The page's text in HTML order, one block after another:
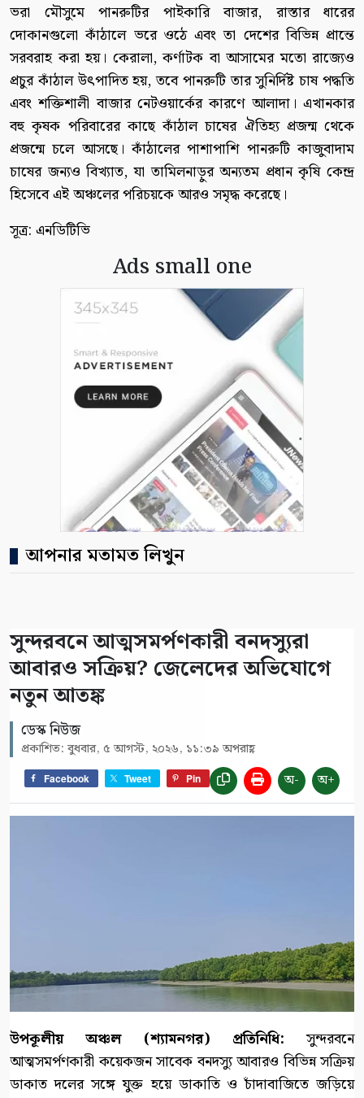
ভরা মৌসুমে পানরুটির পাইকারি বাজার, রাস্তার ধারের
দোকানগুলো কাঁঠালে ভরে ওঠে এবং তা দেশের বিভিন্ন প্রান্তে
সরবরাহ করা হয়। কেরালা, কর্ণাটক বা আসামের মতো রাজ্যেও
প্রচুর কাঁঠাল উৎপাদিত হয়, তবে পানরুটি তার সুনির্দিষ্ট চাষ পদ্ধতি
এবং শক্তিশালী বাজার নেটওয়ার্কের কারণে আলাদা। এখানকার
বহু কৃষক পরিবারের কাছে কাঁঠাল চাষের ঐতিহ্য প্রজন্ম থেকে
প্রজন্মে চলে আসছে। কাঁঠালের পাশাপাশি পানরুটি কাজুবাদাম
চাষের জন্যও বিখ্যাত, যা তামিলনাড়ুর অন্যতম প্রধান কৃষি কেন্দ্র
হিসেবে এই অঞ্চলের পরিচয়কে আরও সমৃদ্ধ করেছে।
সূত্র: এনডিটিভি
Ads small one
আপনার মতামত লিখুন
সুন্দরবনে আত্মসমর্পণকারী বনদস্যুরা
আবারও সক্রিয়? জেলেদের অভিযোগে
নতুন আতঙ্ক
ডেস্ক নিউজ
প্রকাশিত: বুধবার, ৫ আগস্ট, ২০২৬, ১১:৩৯ অপরাহ্ণ
Facebook Tweet Pin অ- অ+
উপকূলীয় অঞ্চল (শ্যামনগর) প্রতিনিধি: সুন্দরবনে
আত্মসমর্পণকারী কয়েকজন সাবেক বনদস্যু আবারও বিভিন্ন সক্রিয়
ডাকাত দলের সঙ্গে যুক্ত হয়ে ডাকাতি ও চাঁদাবাজিতে জড়িয়ে